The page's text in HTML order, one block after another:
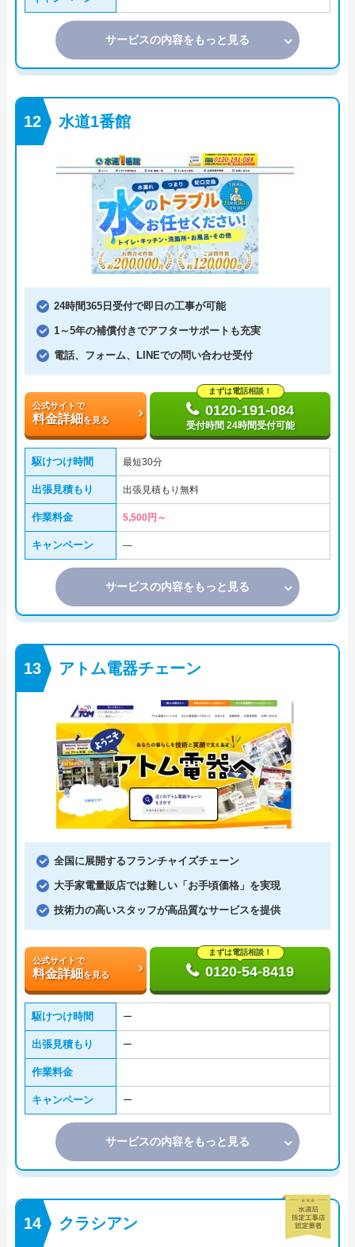
サービスの内容をもっと見る
水道1番館
24時間365日受付で即日の工事が可能
1～5年の補償付きでアフターサポートも充実
電話、フォーム、LINEでの問い合わせ受付
公式サイトで
料金詳細 を見る
まずは電話相談！
0120-191-084
受付時間 24時間受付可能
駆けつけ時間 最短30分
出張見積もり 出張見積もり無料
作業料金 5,500円～
キャンペーン ―
サービスの内容をもっと見る
アトム電器チェーン
全国に展開するフランチャイズチェーン
大手家電量販店では難しい「お手頃価格」を実現
技術力の高いスタッフが高品質なサービスを提供
公式サイトで
料金詳細 を見る
まずは電話相談！
0120-54-8419
駆けつけ時間 ー
出張見積もり ー
作業料金
キャンペーン ー
サービスの内容をもっと見る
クラシアン